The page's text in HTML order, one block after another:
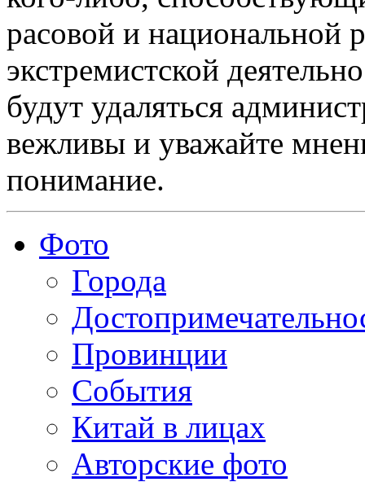
расовой и национальной
экстремистской
будут удаляться
вежливы и уважайте
понимание.
Фото
Города
Провинции
События
Китай в лицах
Авторские фото